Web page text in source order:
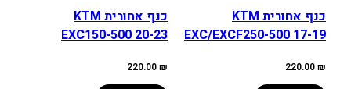
כנף אחורית KTM
EXC/EXCF250-500 17-19
220.00₪
כנף אחורית KTM
EXC150-500 20-23
220.00₪